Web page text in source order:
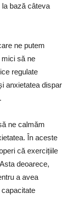
bază câteva
ne putem
să ne
regulate
anxietatea dispar
ne calmăm
În aceste
că exercițiile
deoarece,
a avea